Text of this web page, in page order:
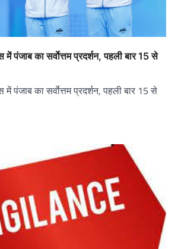
में पंजाब का सर्वाेत्तम प्रदर्शन, पहली बार 15 से
पंजाब का सर्वाेत्तम प्रदर्शन, पहली बार 15 से